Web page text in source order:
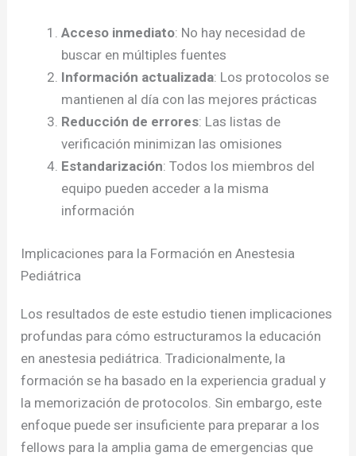
Acceso inmediato: No hay necesidad de
buscar en múltiples fuentes
Información actualizada: Los protocolos se
mantienen al día con las mejores prácticas
Reducción de errores: Las listas de
verificación minimizan las omisiones
Estandarización: Todos los miembros del
equipo pueden acceder a la misma
información
Implicaciones para la Formación en Anestesia
Pediátrica
Los resultados de este estudio tienen implicaciones
profundas para cómo estructuramos la educación
en anestesia pediátrica. Tradicionalmente, la
formación se ha basado en la experiencia gradual y
la memorización de protocolos. Sin embargo, este
enfoque puede ser insuficiente para preparar a los
fellows para la amplia gama de emergencias que